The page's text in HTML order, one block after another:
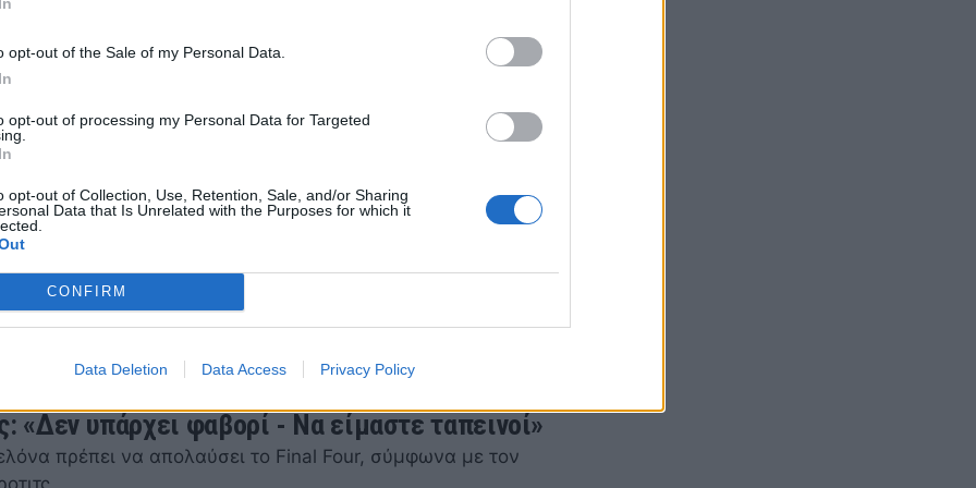
opt-out of the Sale of my Personal Data.
opt-out of processing my Personal Data for Targeted
opt-out of Collection, Use, Retention, Sale, and/or Sharing
Data that Is Unrelated with the Purposes for which it
CONFIRM
Data Deletion Data Access Privacy Policy
που τους έχει μείνει αξέχαστος.
Έλληνες δημοσιογράφους: «Ακούστε το καλά,
το σηκώσουμε»
για ακόμα μια φορά έδειξε την μεγάλη του
«Δεν υπάρχει φαβορί - Να είμαστε ταπεινοί»
πρέπει να απολαύσει το Final Four, σύμφωνα με τον